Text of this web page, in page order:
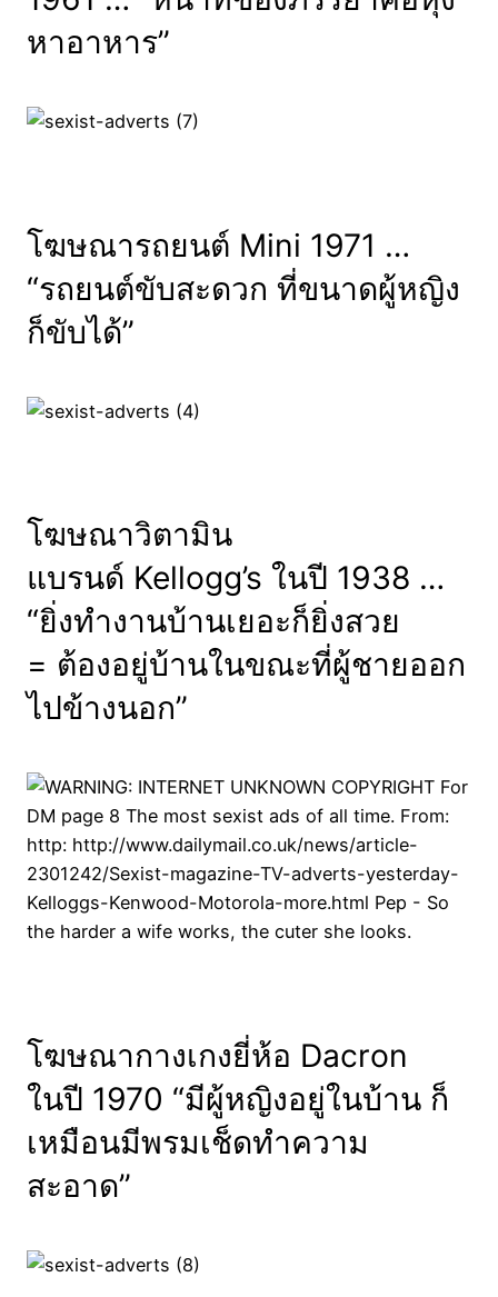
หาอาหาร”
โฆษณารถยนต์ Mini 1971 …
“รถยนต์ขับสะดวก ที่ขนาดผู้หญิง
ก็ขับได้”
โฆษณาวิตามิน
แบรนด์ Kellogg’s ในปี 1938 …
“ยิ่งทำงานบ้านเยอะก็ยิ่งสวย
= ต้องอยู่บ้านในขณะที่ผู้ชายออก
ไปข้างนอก”
โฆษณากางเกงยี่ห้อ Dacron
ในปี 1970 “มีผู้หญิงอยู่ในบ้าน ก็
เหมือนมีพรมเช็ดทำความ
สะอาด”